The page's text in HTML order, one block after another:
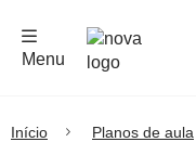
Menu
Início Planos de aula